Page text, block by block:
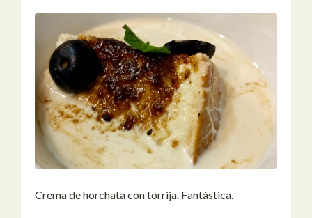
Crema de horchata con torrija. Fantástica.